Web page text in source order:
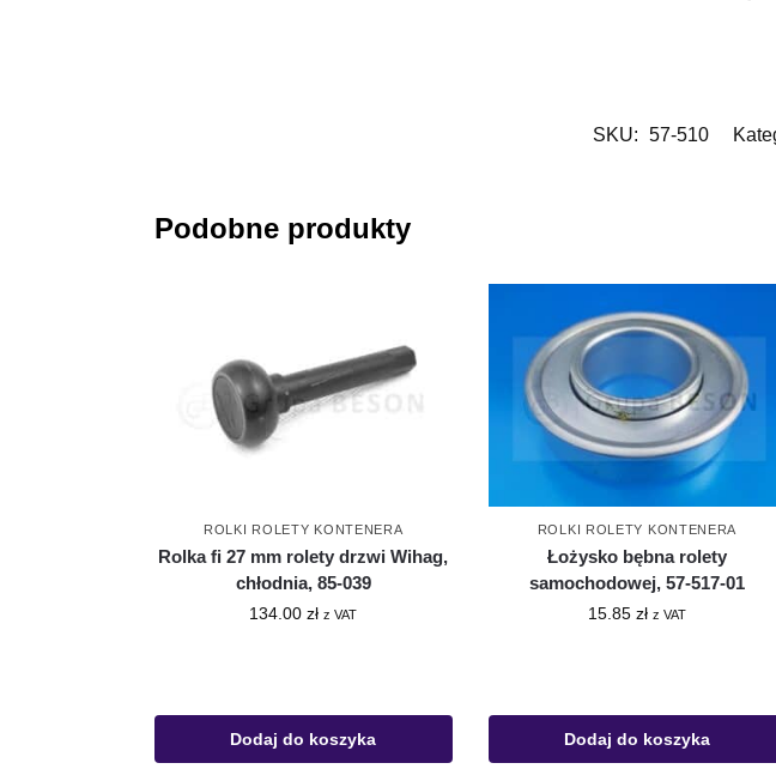
SKU: 57-510
Podobne produkty
ROLKI ROLETY KONTENERA
Rolka fi 27 mm rolety drzwi Wihag,
chłodnia, 85-039
134.00zł z VAT
Dodaj do koszyka
ROLKI ROLETY KONTENERA
Łożysko bębna rolety
samochodowej, 57-517-01
15.85 zł z VAT
Dodaj do koszyka